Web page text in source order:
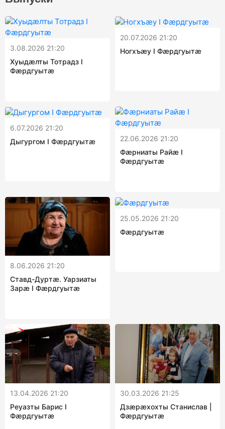
3.08.2026 21:20
Хуыдæлты Тотрадз I
Фæрдгуытæ
20.07.2026 21:20
Ногхъæу I Фæрдгуытæ
6.07.2026 21:20
Дыгургом I Фæрдгуытæ
22.06.2026 21:20
Фæрниаты Райæ I
Фæрдгуытæ
8.06.2026 21:20
Ставд-Дуртæ. Уарзиаты
Зарæ I Фæрдгуытæ
25.05.2026 21:20
Фæрдгуытæ
13.04.2026 21:20
Реуазты Барис I
Фæрдгуытæ
30.03.2026 21:25
Дзæрæхохты Станислав |
Фæрдгуытæ